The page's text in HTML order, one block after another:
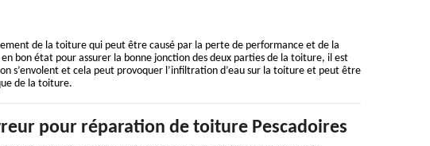
de la toiture qui peut être causé par la perte de performance et de la
bon état pour assurer la bonne jonction des deux parties de la toiture, il est
s’envolent et cela peut provoquer l’infiltration d’eau sur la toiture et peut être
de la toiture.
pour réparation de toiture Pescadoires